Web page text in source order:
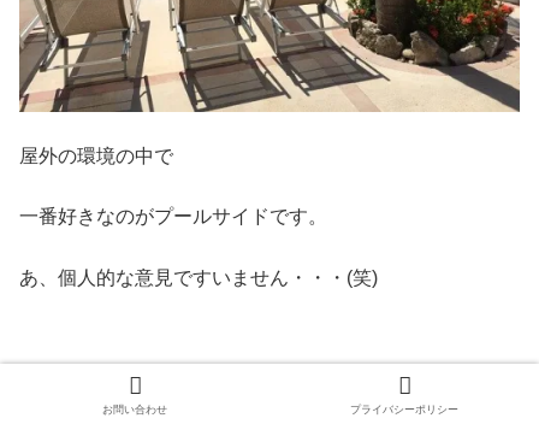
屋外の環境の中で
一番好きなのがプールサイドです。
あ、個人的な意見ですいません・・・(笑)
プールサイドだと、
お問い合わせ プライバシーポリシー